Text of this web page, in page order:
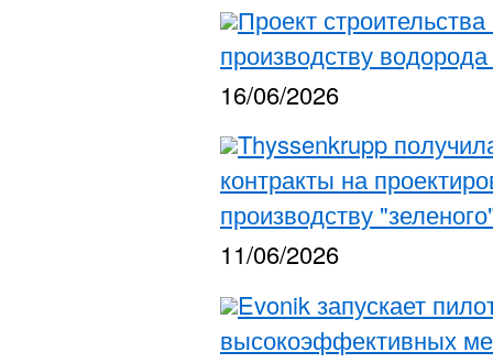
Проект
производству
16/06/2026
Thyssenkrupp
контракты на
производству
11/06/2026
Evonik запускает
высокоэффективных